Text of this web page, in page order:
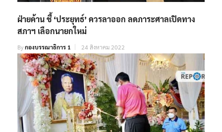
ฝ่ายค้าน ชี้ ‘ประยุทธ์’ ควรลาออก ลดภาระศาลเปิดทาง
สภาฯ เลือกนายกใหม่
Byกองบรรณาธิการ 1 24 สิงหาคม 2022